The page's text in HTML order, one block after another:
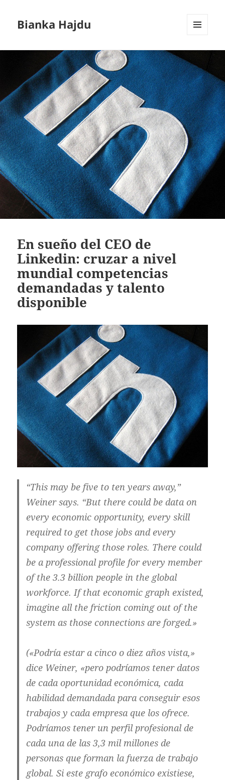
Bianka Hajdu
En sueño del CEO de
Linkedin: cruzar a nivel
mundial competencias
demandadas y talento
disponible
“This may be five to ten years away,”
Weiner says. “But there could be data on
every economic opportunity, every skill
required to get those jobs and every
company offering those roles. There could
be a professional profile for every member
of the 3.3 billion people in the global
workforce. If that economic graph existed,
imagine all the friction coming out of the
system as those connections are forged.»
(«Podría estar a cinco o diez años vista,»
dice Weiner, «pero podríamos tener datos
de cada oportunidad económica, cada
habilidad demandada para conseguir esos
trabajos y cada empresa que los ofrece.
Podríamos tener un perfil profesional de
cada una de las 3,3 mil millones de
personas que forman la fuerza de trabajo
global. Si este grafo económico existiese,